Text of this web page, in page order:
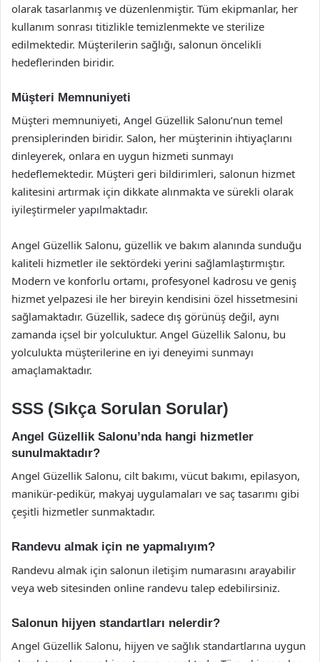
olarak tasarlanmış ve düzenlenmiştir. Tüm ekipmanlar, her
kullanım sonrası titizlikle temizlenmekte ve sterilize
edilmektedir. Müşterilerin sağlığı, salonun öncelikli
hedeflerinden biridir.
Müşteri Memnuniyeti
Müşteri memnuniyeti, Angel Güzellik Salonu’nun temel
prensiplerinden biridir. Salon, her müşterinin ihtiyaçlarını
dinleyerek, onlara en uygun hizmeti sunmayı
hedeflemektedir. Müşteri geri bildirimleri, salonun hizmet
kalitesini artırmak için dikkate alınmakta ve sürekli olarak
iyileştirmeler yapılmaktadır.
Angel Güzellik Salonu, güzellik ve bakım alanında sunduğu
kaliteli hizmetler ile sektördeki yerini sağlamlaştırmıştır.
Modern ve konforlu ortamı, profesyonel kadrosu ve geniş
hizmet yelpazesi ile her bireyin kendisini özel hissetmesini
sağlamaktadır. Güzellik, sadece dış görünüş değil, aynı
zamanda içsel bir yolculuktur. Angel Güzellik Salonu, bu
yolculukta müşterilerine en iyi deneyimi sunmayı
amaçlamaktadır.
SSS (Sıkça Sorulan Sorular)
Angel Güzellik Salonu’nda hangi hizmetler
sunulmaktadır?
Angel Güzellik Salonu, cilt bakımı, vücut bakımı, epilasyon,
manikür-pedikür, makyaj uygulamaları ve saç tasarımı gibi
çeşitli hizmetler sunmaktadır.
Randevu almak için ne yapmalıyım?
Randevu almak için salonun iletişim numarasını arayabilir
veya web sitesinden online randevu talep edebilirsiniz.
Salonun hijyen standartları nelerdir?
Angel Güzellik Salonu, hijyen ve sağlık standartlarına uygun